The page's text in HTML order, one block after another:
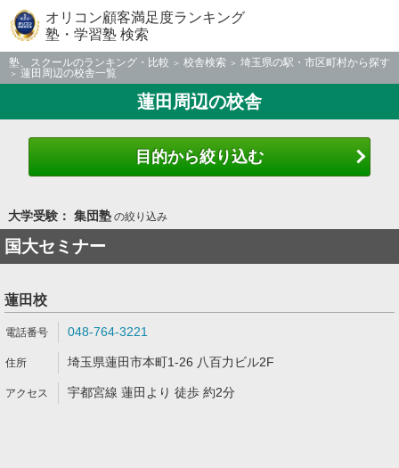
オリコン顧客満足度ランキング
塾・学習塾 検索
塾、スクールのランキング・比較 校舎検索
埼玉県の駅・市区町村から探す
蓮田周辺の校舎一覧
蓮田周辺の校舎
目的から絞り込む
大学受験： 集団塾の絞り込み
国大セミナー
蓮田校
048-764-3221
埼玉県蓮田市本町1-26 八百力ビル2F
宇都宮線 蓮田より 徒歩 約2分